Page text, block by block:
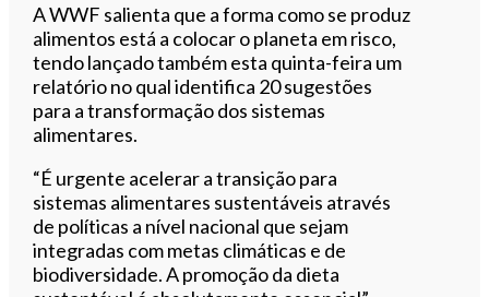
A WWF salienta que a forma como se produz
alimentos está a colocar o planeta em risco,
tendo lançado também esta quinta-feira um
relatório no qual identifica 20 sugestões
para a transformação dos sistemas
alimentares.
“É urgente acelerar a transição para
sistemas alimentares sustentáveis através
de políticas a nível nacional que sejam
integradas com metas climáticas e de
biodiversidade. A promoção da dieta